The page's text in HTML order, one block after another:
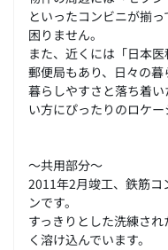
といったコンビニが揃
困りません。
また、近くには「日本
郵便局もあり、日々の暮
暮らしやすさと落ち着
い方にぴったりのロケー
～共用部分～
2011年2月竣工、鉄筋コ
ンです。
すっきりとした洗練さ
く溶け込んでいます。